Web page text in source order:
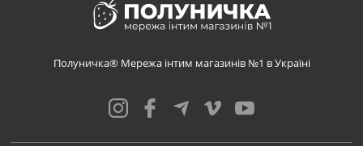
Полуничка® Мережа інтим магазинів №1 в Україні